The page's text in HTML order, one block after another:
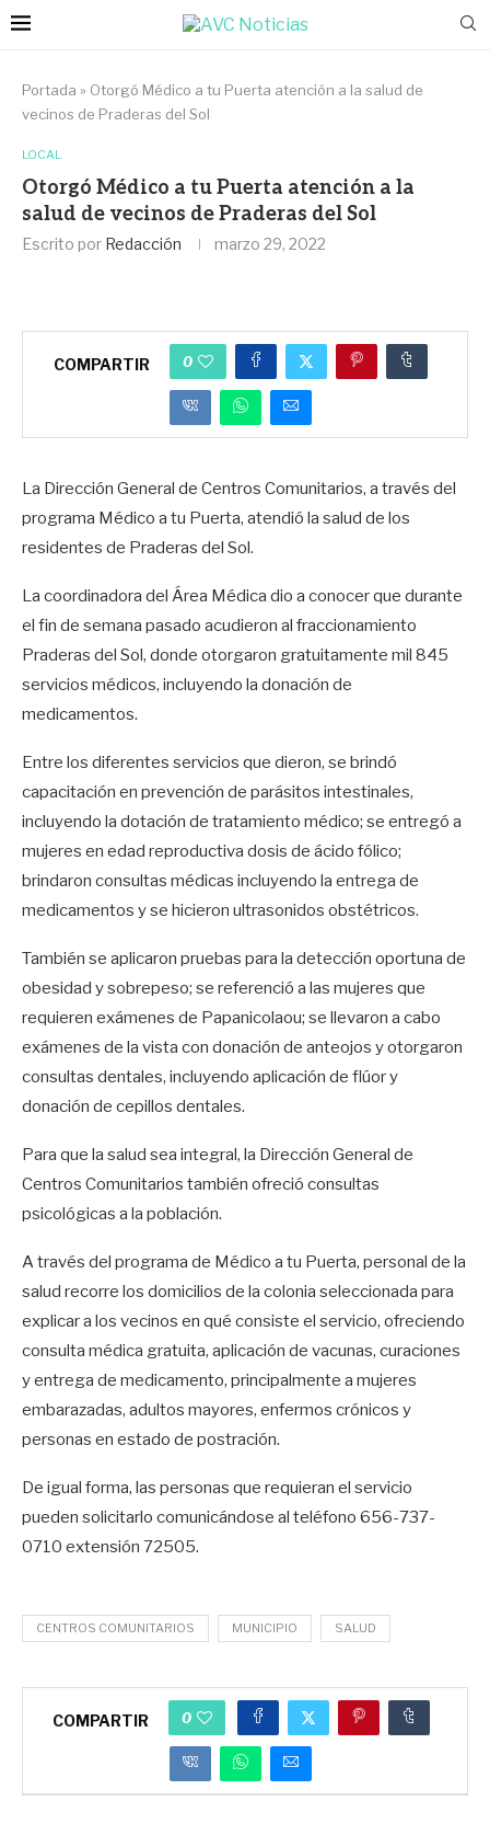
Portada » Otorgó Médico a tu Puerta atención a la salud de
vecinos de Praderas del Sol
LOCAL
Otorgó Médico a tu Puerta atención a la
salud de vecinos de Praderas del Sol
Escrito por Redacción marzo 29, 2022
COMPARTIR 0
La Dirección General de Centros Comunitarios, a través del
programa Médico a tu Puerta, atendió la salud de los
residentes de Praderas del Sol.
La coordinadora del Área Médica dio a conocer que durante
el fin de semana pasado acudieron al fraccionamiento
Praderas del Sol, donde otorgaron gratuitamente mil 845
servicios médicos, incluyendo la donación de
medicamentos.
Entre los diferentes servicios que dieron, se brindó
capacitación en prevención de parásitos intestinales,
incluyendo la dotación de tratamiento médico; se entregó a
mujeres en edad reproductiva dosis de ácido fólico;
brindaron consultas médicas incluyendo la entrega de
medicamentos y se hicieron ultrasonidos obstétricos.
También se aplicaron pruebas para la detección oportuna de
obesidad y sobrepeso; se referenció a las mujeres que
requieren exámenes de Papanicolaou; se llevaron a cabo
exámenes de la vista con donación de anteojos y otorgaron
consultas dentales, incluyendo aplicación de flúor y
donación de cepillos dentales.
Para que la salud sea integral, la Dirección General de
Centros Comunitarios también ofreció consultas
psicológicas a la población.
A través del programa de Médico a tu Puerta, personal de la
salud recorre los domicilios de la colonia seleccionada para
explicar a los vecinos en qué consiste el servicio, ofreciendo
consulta médica gratuita, aplicación de vacunas, curaciones
y entrega de medicamento, principalmente a mujeres
embarazadas, adultos mayores, enfermos crónicos y
personas en estado de postración.
De igual forma, las personas que requieran el servicio
pueden solicitarlo comunicándose al teléfono 656-737-
0710 extensión 72505.
CENTROS COMUNITARIOS MUNICIPIO SALUD
COMPARTIR 0